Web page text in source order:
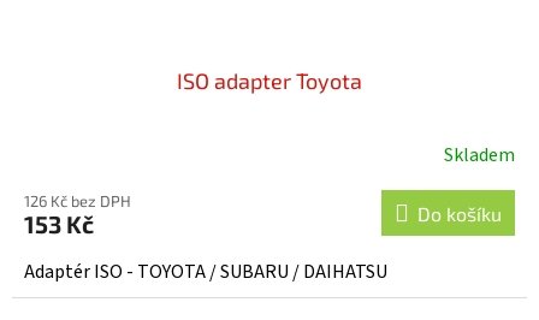
ISO adapter Toyota
Skladem
126 Kč bez DPH
153 Kč Do košíku
Adaptér ISO - TOYOTA / SUBARU / DAIHATSU